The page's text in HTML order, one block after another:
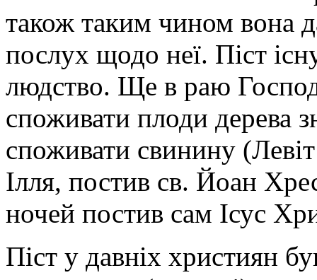
також таким чином вона
послух щодо неї. Піст
людство. Ще в раю
споживати плоди дерева
споживати свинину
Ілля, постив св. Йоан
ночей постив сам Ісус
Піст у давніх християн